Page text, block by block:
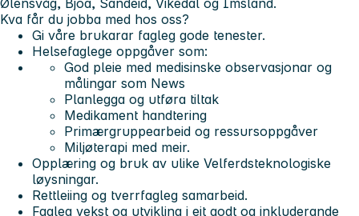
Ølensvåg, Bjoa, Sandeid, Vikedal og Imsland.
Kva får du jobba med hos oss?
Gi våre brukarar fagleg gode tenester.
Helsefaglege oppgåver som:
God pleie med medisinske observasjonar og
målingar som News
Planlegga og utføra tiltak
Medikament handtering
Primærgruppearbeid og ressursoppgåver
Miljøterapi med meir.
Opplæring og bruk av ulike Velferdsteknologiske
løysningar.
Rettleiing og tverrfagleg samarbeid.
Fagleg vekst og utvikling i eit godt og inkluderande